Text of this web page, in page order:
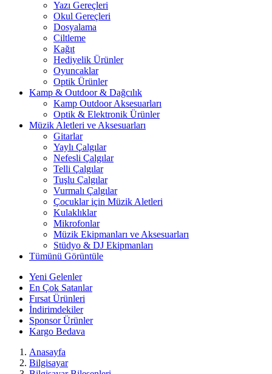
Yazı Gereçleri
Okul Gereçleri
Dosyalama
Ciltleme
Kağıt
Hediyelik Ürünler
Oyuncaklar
Optik Ürünler
Kamp & Outdoor & Dağcılık
Kamp Outdoor Aksesuarları
Optik & Elektronik Ürünler
Müzik Aletleri ve Aksesuarları
Gitarlar
Yaylı Çalgılar
Nefesli Çalgılar
Telli Çalgılar
Tuşlu Çalgılar
Vurmalı Çalgılar
Çocuklar için Müzik Aletleri
Kulaklıklar
Mikrofonlar
Müzik Ekipmanları ve Aksesuarları
Stüdyo & DJ Ekipmanları
Tümünü Görüntüle
Yeni Gelenler
En Çok Satanlar
Fırsat Ürünleri
İndirimdekiler
Sponsor Ürünler
Kargo Bedava
Anasayfa
Bilgisayar